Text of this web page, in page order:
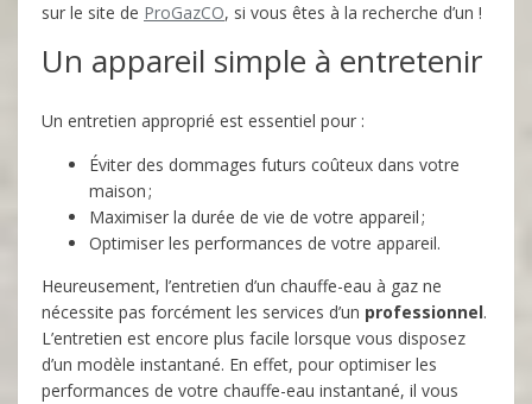
sur le site de ProGazCO, si vous êtes à la recherche d’un !
Un appareil simple à entretenir
Un entretien approprié est essentiel pour :
Éviter des dommages futurs coûteux dans votre
maison ;
Maximiser la durée de vie de votre appareil ;
Optimiser les performances de votre appareil.
Heureusement, l’entretien d’un chauffe-eau à gaz ne
nécessite pas forcément les services d’un professionnel.
L’entretien est encore plus facile lorsque vous disposez
d’un modèle instantané. En effet, pour optimiser les
performances de votre chauffe-eau instantané, il vous